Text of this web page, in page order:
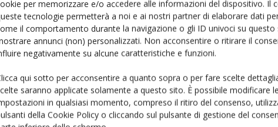
per memorizzare e/o accedere alle informazioni del dispositivo. Il
tecnologie permetterà a noi e ai nostri partner di elaborare dati
il comportamento durante la navigazione o gli ID univoci su questo
annunci (non) personalizzati. Non acconsentire o ritirare il
negativamente su alcune caratteristiche e funzioni.
qui sotto per acconsentire a quanto sopra o per fare scelte
saranno applicate solamente a questo sito. È possibile modificare le
in qualsiasi momento, compreso il ritiro del consenso,
della Cookie Policy o cliccando sul pulsante di gestione del